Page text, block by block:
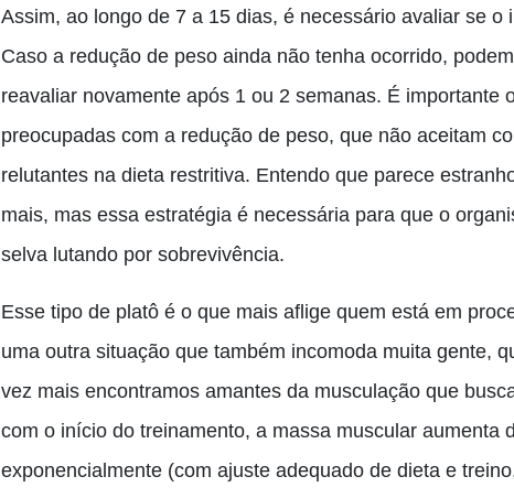
Assim, ao longo de 7 a 15 dias, é necessário avaliar se
Caso a redução de peso ainda não tenha ocorrido,
reavaliar novamente após 1 ou 2 semanas. É importante
preocupadas com a redução de peso, que não aceitam
relutantes na dieta restritiva. Entendo que parece
mais, mas essa estratégia é necessária para que o
selva lutando por sobrevivência.
Esse tipo de platô é o que mais aflige quem está em
uma outra situação que também incomoda muita gente,
vez mais encontramos amantes da musculação que
com o início do treinamento, a massa muscular aumenta
exponencialmente (com ajuste adequado de dieta e